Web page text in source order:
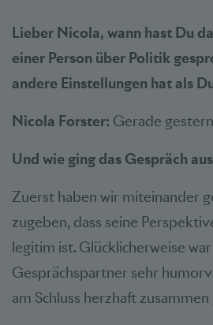
Lieber Nicola, wann hast Du
einer Person über Politik
andere Einstellungen hat als
Nicola Forster: Gerade
Und wie ging das Gespräch
Zuerst haben wir miteinander
zugeben, dass seine
legitim ist. Glücklicherweise
Gesprächspartner sehr
am Schluss herzhaft